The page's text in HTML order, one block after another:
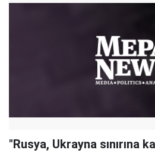
"Rusya, Ukrayna sınırına